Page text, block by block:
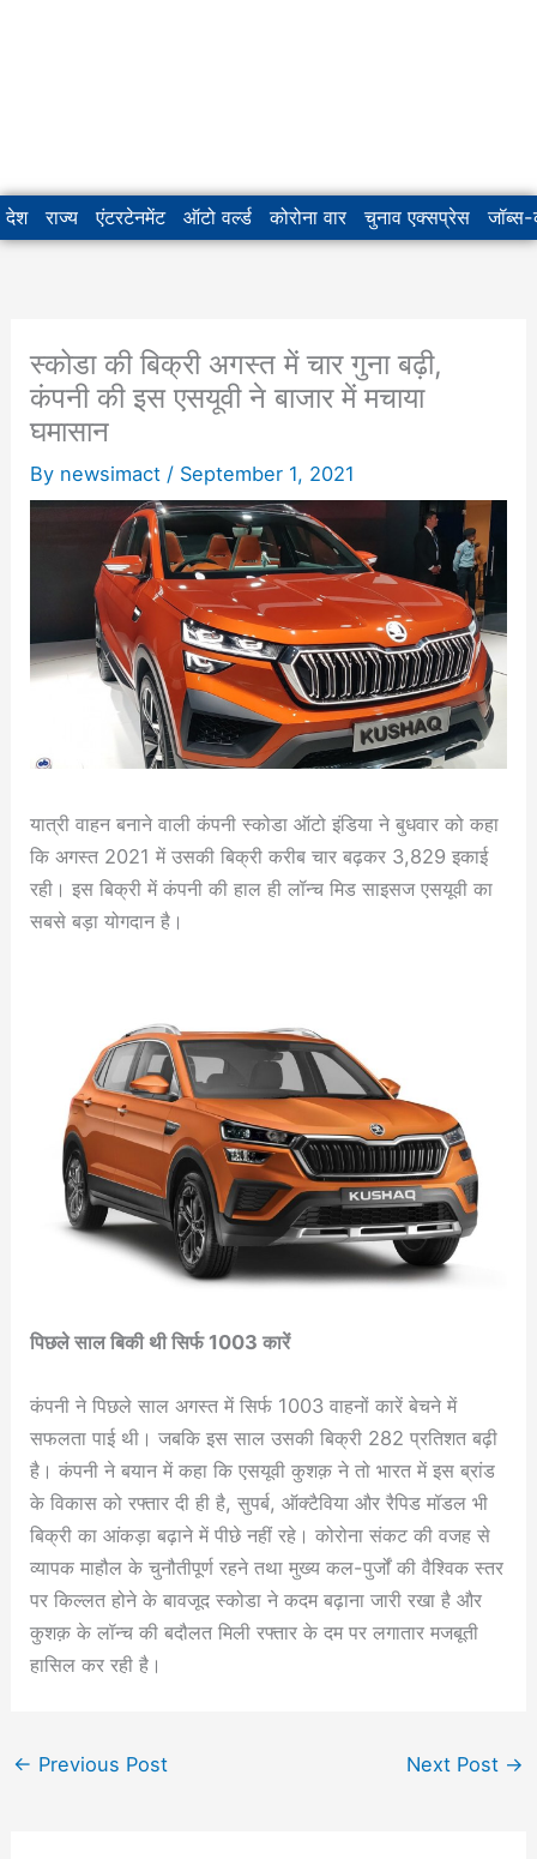
देश राज्य एंटरटेनमेंट ऑटो वर्ल्ड कोरोना वार चुनाव एक्सप्रेस जॉब्स-
स्कोडा की बिक्री अगस्त में चार गुना बढ़ी,
कंपनी की इस एसयूवी ने बाजार में मचाया
घमासान
By newsimact / September 1, 2021
यात्री वाहन बनाने वाली कंपनी स्कोडा ऑटो इंडिया ने बुधवार को कहा
कि अगस्त 2021 में उसकी बिक्री करीब चार बढ़कर 3,829 इकाई
रही। इस बिक्री में कंपनी की हाल ही लॉन्च मिड साइसज एसयूवी का
सबसे बड़ा योगदान है।
पिछले साल बिकी थी सिर्फ 1003 कारें
कंपनी ने पिछले साल अगस्त में सिर्फ 1003 वाहनों कारें बेचने में
सफलता पाई थी। जबकि इस साल उसकी बिक्री 282 प्रतिशत बढ़ी
है। कंपनी ने बयान में कहा कि एसयूवी कुशक़ ने तो भारत में इस ब्रांड
के विकास को रफ्तार दी ही है, सुपर्ब, ऑक्टैविया और रैपिड मॉडल भी
बिक्री का आंकड़ा बढ़ाने में पीछे नहीं रहे। कोरोना संकट की वजह से
व्यापक माहौल के चुनौतीपूर्ण रहने तथा मुख्य कल-पुर्जों की वैश्विक स्तर
पर किल्लत होने के बावजूद स्कोडा ने कदम बढ़ाना जारी रखा है और
कुशक़ के लॉन्च की बदौलत मिली रफ्तार के दम पर लगातार मजबूती
हासिल कर रही है।
← Previous Post Next Post →